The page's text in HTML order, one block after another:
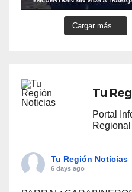
Cargar más...
Tu
Portal
Regional
Tu Región Noticias
6 days ago